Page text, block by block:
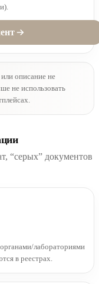
описание не
не использовать
“серых” документов
лабораториями
в реестрах.